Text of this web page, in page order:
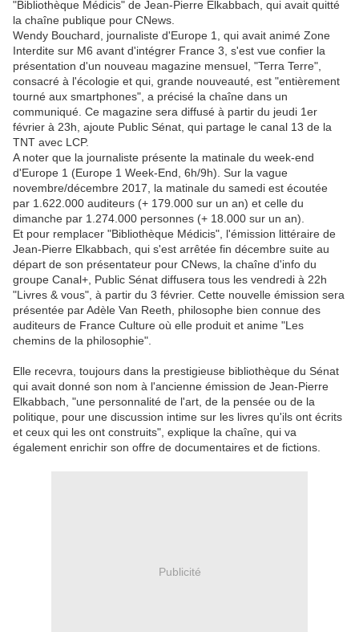
"Bibliothèque Médicis" de Jean-Pierre Elkabbach, qui avait quitté
la chaîne publique pour CNews.
Wendy Bouchard, journaliste d'Europe 1, qui avait animé Zone
Interdite sur M6 avant d'intégrer France 3, s'est vue confier la
présentation d'un nouveau magazine mensuel, "Terra Terre",
consacré à l'écologie et qui, grande nouveauté, est "entièrement
tourné aux smartphones", a précisé la chaîne dans un
communiqué. Ce magazine sera diffusé à partir du jeudi 1er
février à 23h, ajoute Public Sénat, qui partage le canal 13 de la
TNT avec LCP.
A noter que la journaliste présente la matinale du week-end
d'Europe 1 (Europe 1 Week-End, 6h/9h). Sur la vague
novembre/décembre 2017, la matinale du samedi est écoutée
par 1.622.000 auditeurs (+ 179.000 sur un an) et celle du
dimanche par 1.274.000 personnes (+ 18.000 sur un an).
Et pour remplacer "Bibliothèque Médicis", l'émission littéraire de
Jean-Pierre Elkabbach, qui s'est arrêtée fin décembre suite au
départ de son présentateur pour CNews, la chaîne d'info du
groupe Canal+, Public Sénat diffusera tous les vendredi à 22h
"Livres & vous", à partir du 3 février. Cette nouvelle émission sera
présentée par Adèle Van Reeth, philosophe bien connue des
auditeurs de France Culture où elle produit et anime "Les
chemins de la philosophie".
Elle recevra, toujours dans la prestigieuse bibliothèque du Sénat
qui avait donné son nom à l'ancienne émission de Jean-Pierre
Elkabbach, "une personnalité de l'art, de la pensée ou de la
politique, pour une discussion intime sur les livres qu'ils ont écrits
et ceux qui les ont construits", explique la chaîne, qui va
également enrichir son offre de documentaires et de fictions.
Publicité